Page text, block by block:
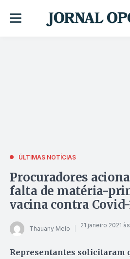
ÚLTIMAS NOTÍCIAS
Procuradores
falta de matéria-
vacina contra Covid-
Thauany Melo 21 janeiro 2021
Representantes solicitaram